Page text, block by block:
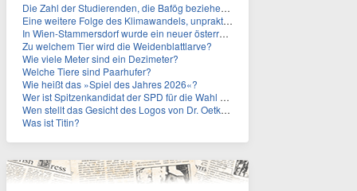
Die Zahl der Studierenden, die Bafög beziehen, sinkt. Woran liegt das?
Eine weitere Folge des Klimawandels, unpraktisch für Urlauber: Wo fehlt mittlerweile sogar das Trinkwasser?
In Wien-Stammersdorf wurde ein neuer österreichischer Temperaturrekord gemessen. Wie hoch war die Temperatur?
Zu welchem Tier wird die Weidenblattlarve?
Wie viele Meter sind ein Dezimeter?
Welche Tiere sind Paarhufer?
Wie heißt das »Spiel des Jahres 2026«?
Wer ist Spitzenkandidat der SPD für die Wahl zum Berliner Abgeordnetenhaus im September 2026?
Wen stellt das Gesicht des Logos von Dr. Oetker dar?
Was ist Titin?